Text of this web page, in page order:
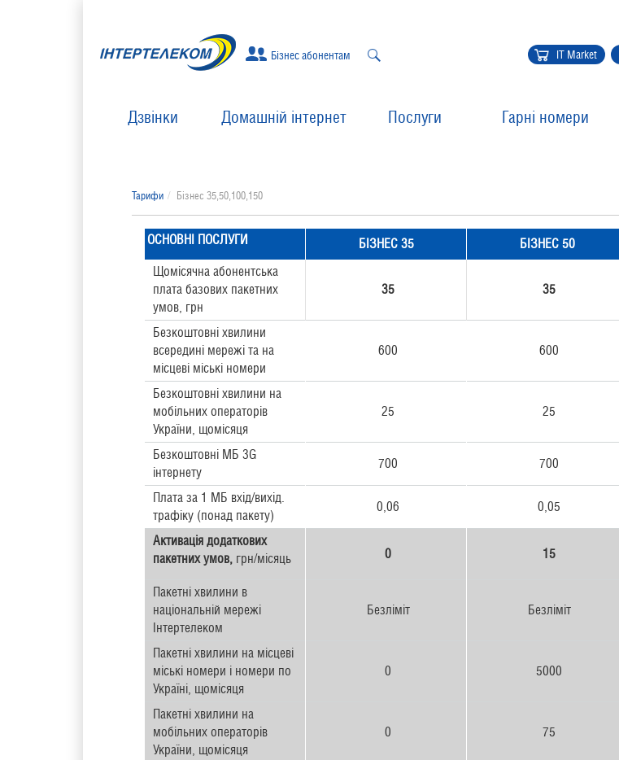
Бізнес абонентам IT Market
Дзвінки Домашній інтернет Послуги Гарні номери
Тарифи Бізнес 35,50,100,150
ОСНОВНІ ПОСЛУГИ БІЗНЕС 35 БІЗНЕС 50
Щомісячна абонентська
плата базових пакетних
умов, грн
35 35
Безкоштовні хвилини
всередині мережі та на
місцеві міські номери
600 600
Безкоштовні хвилини на
мобільних операторів
України, щомісяця
25 25
Безкоштовні МБ 3G
інтернету
700 700
Плата за 1 МБ вхід/вихід.
трафіку (понад пакету)
0,06 0,05
Активація додаткових
пакетних умов, грн/місяць 0 15
Пакетні хвилини в
національній мережі
Інтертелеком
Безліміт Безліміт
Пакетні хвилини на місцеві
міські номери і номери по
Україні, щомісяця
0 5000
Пакетні хвилини на
мобільних операторів
України, щомісяця
0 75